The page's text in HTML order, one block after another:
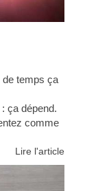
de temps ça
ça dépend.
comme
Lire l'article